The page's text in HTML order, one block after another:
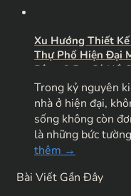
Xu Hướng Thiết
Thự Phố Hiện Đại
Rộng 9.5m Có Hồ
Sân Vườn Đẳng
Trong kỷ nguyên
nhà ở hiện đại,
sống không còn
là những bức
thêm →
Bài Viết Gần Đây